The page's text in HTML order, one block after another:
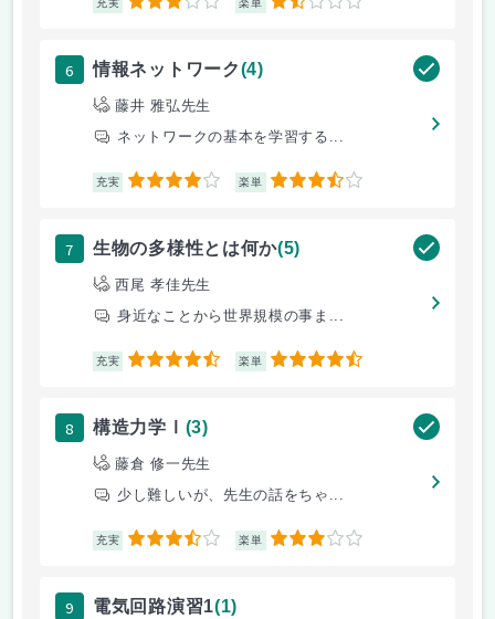
充実 3 楽単 1.5
6 情報ネットワーク(4)
藤井 雅弘先生
ネットワークの基本を学習する...
充実 4 楽単 3.5
7 生物の多様性とは何か(5)
西尾 孝佳先生
身近なことから世界規模の事ま...
充実 4.5 楽単 4.5
8 構造力学Ⅰ (3)
藤倉 修一先生
少し難しいが、先生の話をちゃ...
充実 3.5 楽単 3
9 電気回路演習1(1)